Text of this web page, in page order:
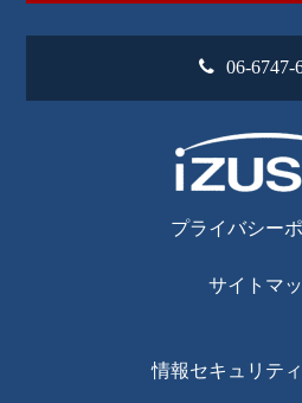
06-6747-
プライバシー
サイトマ
情報セキュリテ